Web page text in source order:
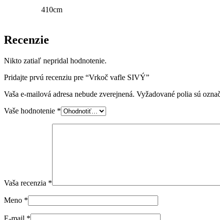
410cm
Recenzie
Nikto zatiaľ nepridal hodnotenie.
Pridajte prvú recenziu pre “Vrkoč vafle SIVÝ”
Vaša e-mailová adresa nebude zverejnená. Vyžadované polia sú
Vaše hodnotenie *
Vaša recenzia *
Meno *